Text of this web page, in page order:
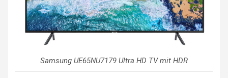
Samsung UE65NU7179 Ultra HD TV mit HDR